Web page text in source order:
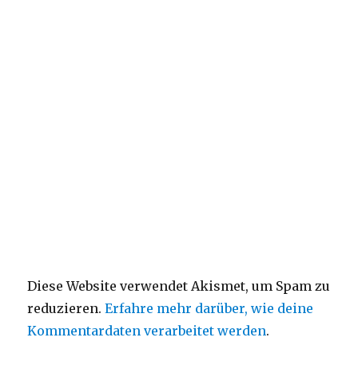
Diese Website verwendet Akismet, um Spam zu
reduzieren.Erfahre mehr darüber, wie deine
Kommentardaten verarbeitet werden.